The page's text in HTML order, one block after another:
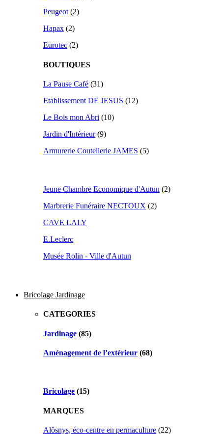
Peugeot(2)
Hapax (2)
Eurotec (2)
BOUTIQUES
La Pause Café (31)
Etablissement DE JESUS (12)
Le Bois mon Abri (10)
Jardin d'Intérieur(9)
Armurerie Coutellerie JAMES (5)
Jeune Chambre Economique d'Autun (2)
Marbrerie Funéraire NECTOUX (2)
CAVE LALY
E.Leclerc
Musée Rolin - Ville d'Autun
Bricolage Jardinage
CATEGORIES
Jardinage (85)
Aménagement de l’extérieur (68)
Bricolage (15)
MARQUES
Alôsnys, éco-centre en permaculture (22)